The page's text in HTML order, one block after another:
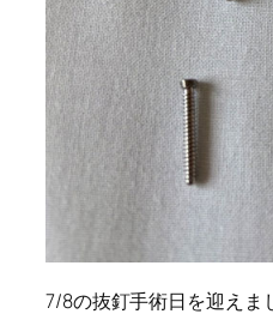
7/8の抜釘手術日を迎えま